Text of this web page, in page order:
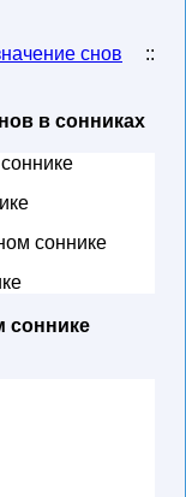
снов
::
в сонниках
соннике
соннике